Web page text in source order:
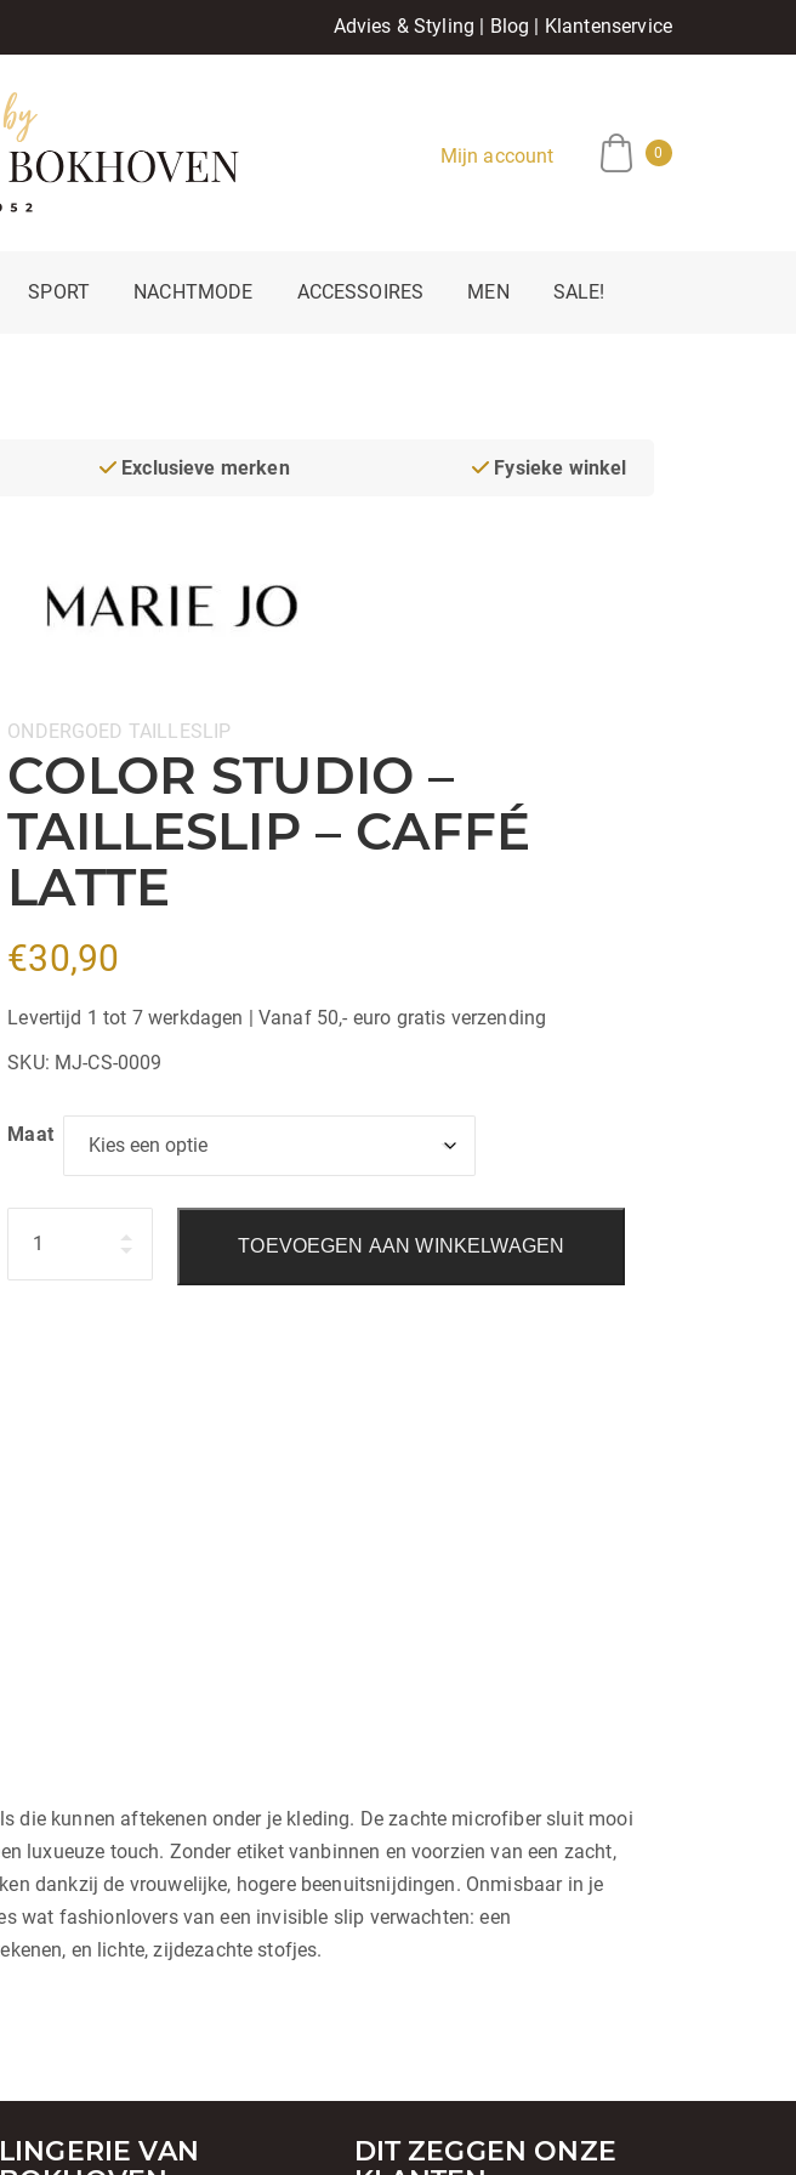
Advies & Styling | Blog | Klantenservice
Mijn account 0
SPORT NACHTMODE ACCESSOIRES MEN SALE!
Exclusieve merken Fysieke winkel
Categorieën:
ONDERGOED TAILLESLIP
COLOR STUDIO –
TAILLESLIP – CAFFÉ
LATTE
€30,90
Levertijd 1 tot 7 werkdagen | Vanaf 50,- euro gratis verzending
SKU: MJ-CS-0009
Maat
TOEVOEGEN AAN WINKELWAGEN
die kunnen aftekenen onder je kleding. De zachte microfiber sluit mooi
luxueuze touch. Zonder etiket vanbinnen en voorzien van een zacht,
dankzij de vrouwelijke, hogere beenuitsnijdingen. Onmisbaar in je
wat fashionlovers van een invisible slip verwachten: een
en lichte, zijdezachte stofjes.
LINGERIE VAN
DIT ZEGGEN ONZE